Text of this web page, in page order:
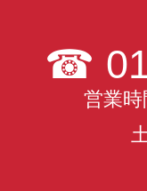
☎
営業